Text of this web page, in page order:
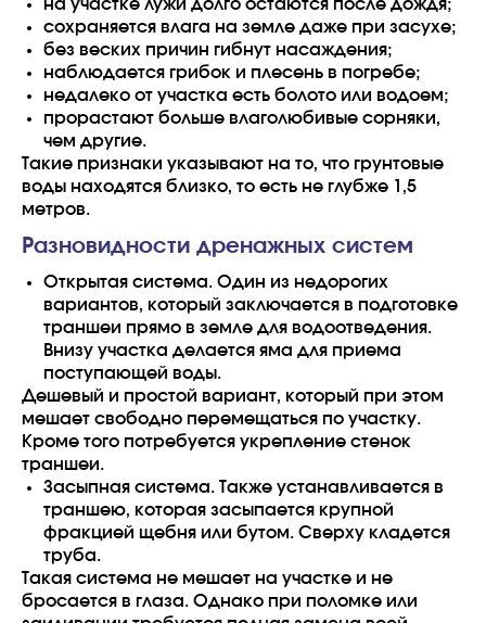
на участке лужи долго остаются после дождя;
сохраняется влага на земле даже при засухе;
без веских причин гибнут насаждения;
наблюдается грибок и плесень в погребе;
недалеко от участка есть болото или водоем;
прорастают больше влаголюбивые сорняки,
чем другие.
Такие признаки указывают на то, что грунтовые
воды находятся близко, то есть не глубже 1,5
метров.
Разновидности дренажных систем
Открытая система. Один из недорогих
вариантов, который заключается в подготовке
траншеи прямо в земле для водоотведения.
Внизу участка делается яма для приема
поступающей воды.
Дешевый и простой вариант, который при этом
мешает свободно перемещаться по участку.
Кроме того потребуется укрепление стенок
траншеи.
Засыпная система. Также устанавливается в
траншею, которая засыпается крупной
фракцией щебня или бутом. Сверху кладется
труба.
Такая система не мешает на участке и не
бросается в глаза. Однако при поломке или